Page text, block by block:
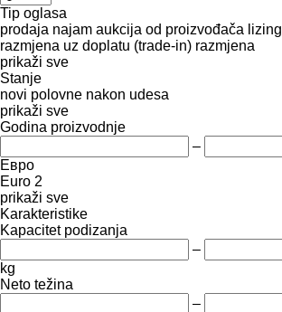
Tip oglasa
prodaja najam aukcija od proizvođača lizing
razmjena uz doplatu (trade-in) razmjena
prikaži sve
Stanje
novi polovne nakon udesa
prikaži sve
Godina proizvodnje
–
Евро
Euro 2
prikaži sve
Karakteristike
Kapacitet podizanja
–
kg
Neto težina
–